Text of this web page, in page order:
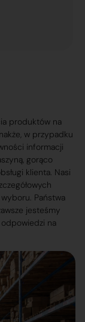
produktów na
w przypadku
informacji
gorąco
klienta. Nasi
Państwa
jesteśmy
na